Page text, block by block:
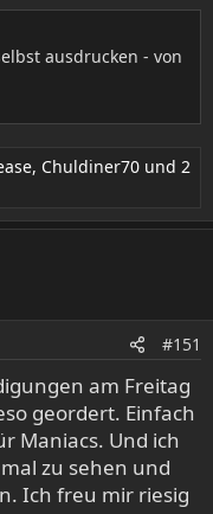
ausdrucken - von
, Chuldiner70 und 2
#151
am Freitag
geordert. Einfach
Maniacs. Und ich
zu sehen und
Ich freu mir riesig